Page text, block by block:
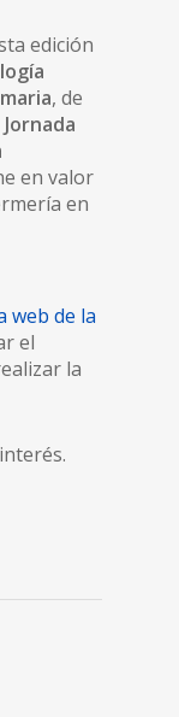
edición
, de
Jornada
en valor
en
web de la
el
la